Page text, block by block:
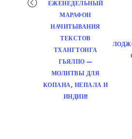
навигация
ЕЖЕНЕДЕЛЬНЫЙ
МАРАФОН
НАЧИТЫВАНИЯ
ТЕКСТОВ
ТХАНГТОНГА
ГЬЯЛПО —
МОЛИТВЫ ДЛЯ
КОПАНА, НЕПАЛА И
ИНДИИ!